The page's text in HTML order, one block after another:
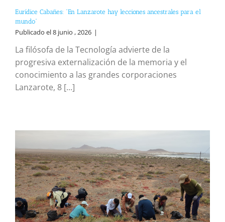
Eurídice Cabañes: “En Lanzarote hay lecciones ancestrales para el
mundo”
Publicado el 8 junio , 2026 |
La filósofa de la Tecnología advierte de la
progresiva externalización de la memoria y el
conocimiento a las grandes corporaciones
Lanzarote, 8 [...]